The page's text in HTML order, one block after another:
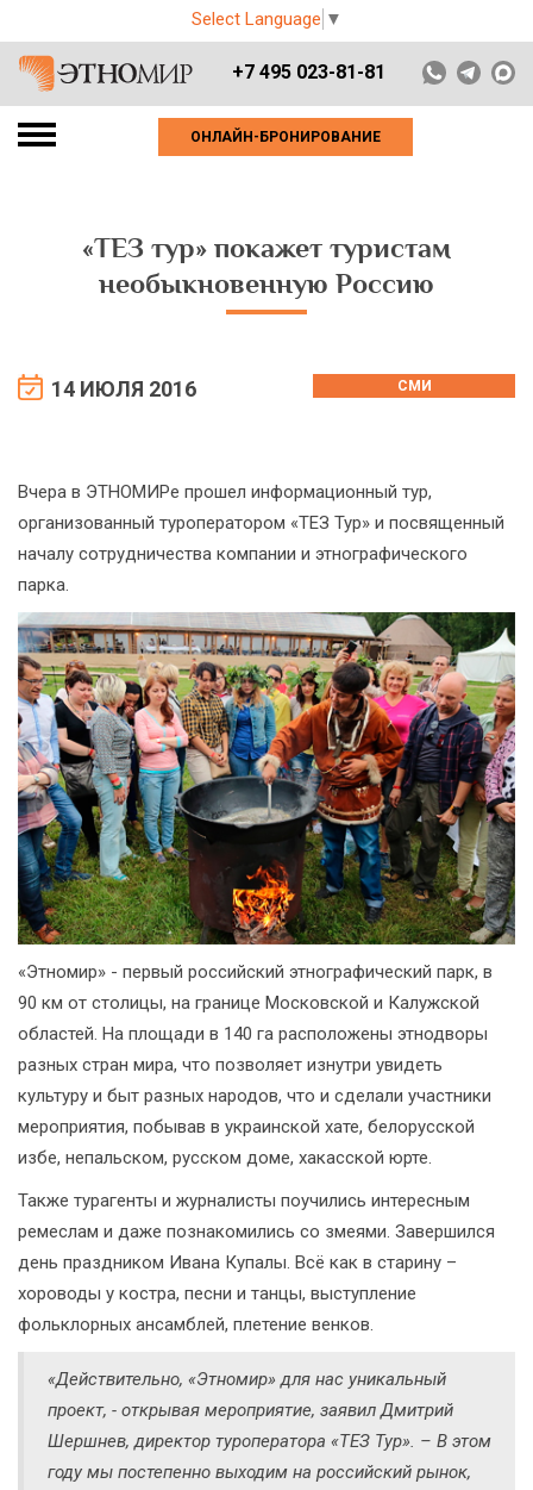
Select Language ▼
+7 495 023-81-81
ОНЛАЙН-БРОНИРОВАНИЕ
«ТЕЗ тур» покажет туристам
необыкновенную Россию
14 ИЮЛЯ 2016 СМИ
Вчера в ЭТНОМИРе прошел информационный тур,
организованный туроператором «ТЕЗ Тур» и посвященный
началу сотрудничества компании и этнографического
парка.
«Этномир» - первый российский этнографический парк, в
90 км от столицы, на границе Московской и Калужской
областей. На площади в 140 га расположены этнодворы
разных стран мира, что позволяет изнутри увидеть
культуру и быт разных народов, что и сделали участники
мероприятия, побывав в украинской хате, белорусской
избе, непальском, русском доме, хакасской юрте.
Также турагенты и журналисты поучились интересным
ремеслам и даже познакомились со змеями. Завершился
день праздником Ивана Купалы. Всё как в старину –
хороводы у костра, песни и танцы, выступление
фольклорных ансамблей, плетение венков.
«Действительно, «Этномир» для нас уникальный
проект, - открывая мероприятие, заявил Дмитрий
Шершнев, директор туроператора «ТЕЗ Тур». – В этом
году мы постепенно выходим на российский рынок,